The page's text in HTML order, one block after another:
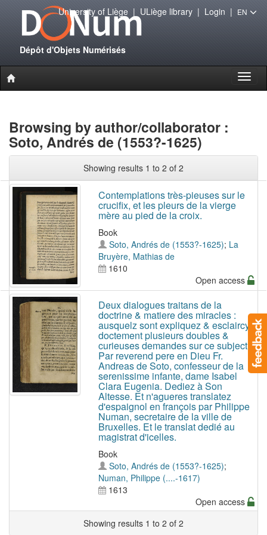
Dépôt d'Objets Numérisés
University of Liège| ULiège library| Login | EN
Browsing by author/collaborator :
Soto, Andrés de (1553?-1625)
Showing results 1 to 2 of 2
Contemplations très-pieuses sur le
crucifix, et les pleurs de la vierge
mère au pied de la croix.
Book
Soto, Andrés de (1553?-1625); La
Bruyère, Mathias de
1610
Open access
Deux dialogues traitans de la
doctrine & matiere des miracles :
ausquelz sont expliquez & esclaircyz
doctement plusieurs doubles &
curieuses demandes sur ce subject.
Par reverend pere en Dieu Fr.
Andreas de Soto, confesseur de la
serenissime infante, dame Isabel
Clara Eugenia. Dediez à Son
Altesse. Et n'agueres translatez
d'espaignol en françois par Philippe
Numan, secretaire de la ville de
Bruxelles. Et le translat dedié au
magistrat d'icelles.
Book
Soto, Andrés de (1553?-1625);
Numan, Philippe (....-1617)
1613
Open access
Showing results 1 to 2 of 2